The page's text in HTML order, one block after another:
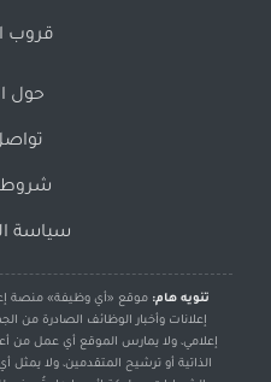
قروب
حول
شروط
سياسة
تنويه هام: موقع «أي وظيفة» منصة
إعلانات وأخبار الوظائف الصادرة
إعلامي، ولا يمارس الموقع أي عمل من
الذاتية أو ترشيح المتقدمين، ولا